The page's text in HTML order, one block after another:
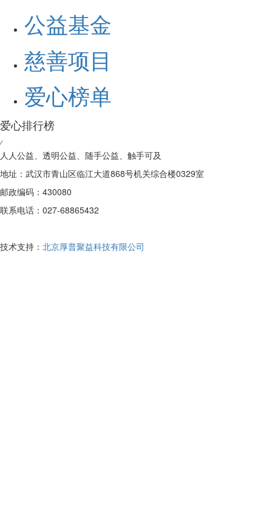
公益基金
慈善项目
爱心榜单
爱心排行榜
⁄
人人公益、透明公益、随手公益、触手可及
地址：武汉市青山区临江大道868号机关综合楼0329室
邮政编码：430080
联系电话：027-68865432
技术支持： 北京厚普聚益科技有限公司